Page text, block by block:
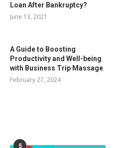
Loan After Bankruptcy?
June 13, 2021
A Guide to Boosting
Productivity and Well-being
with Business Trip Massage
February 27, 2024
5